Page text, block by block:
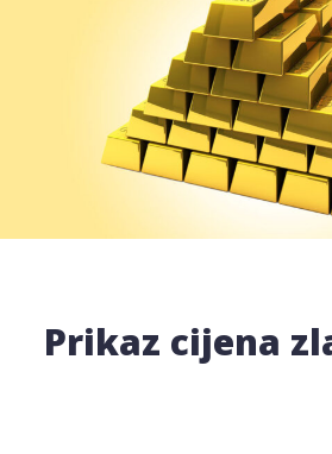
Prikaz cijena